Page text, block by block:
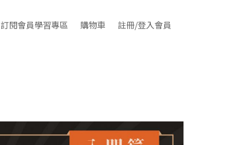
訂閱會員學習專區 購物車 註冊/登入會員